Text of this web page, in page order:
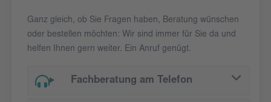
Ganz gleich, ob Sie Fragen haben, Beratung wünschen
oder bestellen möchten: Wir sind immer für Sie da und
helfen Ihnen gern weiter. Ein Anruf genügt.
Fachberatung am Telefon